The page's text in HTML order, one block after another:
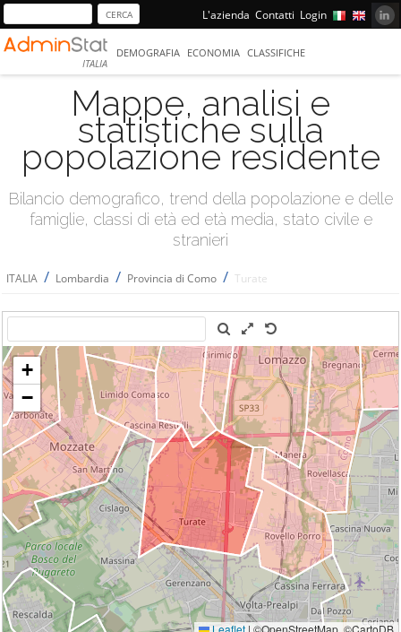
L'azienda Contatti Login
ITALIA
DEMOGRAFIA ECONOMIA CLASSIFICHE
Mappe, analisi e
statistiche sulla
popolazione residente
Bilancio demografico, trend della popolazione e delle
famiglie, classi di età ed età media, stato civile e
stranieri
ITALIA / Lombardia / Provincia di Como / Turate